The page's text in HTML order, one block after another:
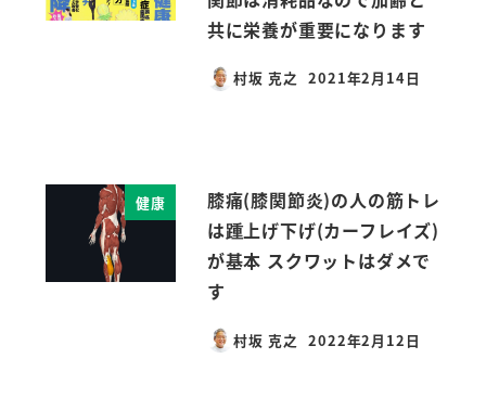
共に栄養が重要になります
村坂 克之
投稿日
2021年2月14日
健康
膝痛(膝関節炎)の人の筋トレ
は踵上げ下げ(カーフレイズ)
が基本 スクワットはダメで
す
村坂 克之
投稿日
2022年2月12日